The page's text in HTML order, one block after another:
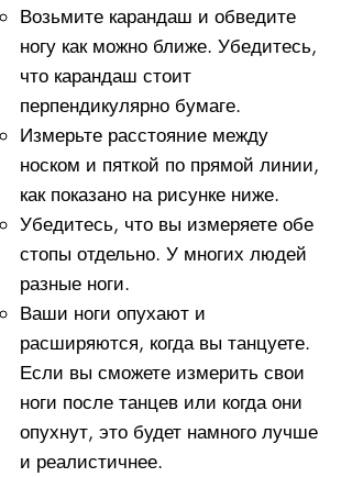
Возьмите карандаш и обведите
ногу как можно ближе. Убедитесь,
что карандаш стоит
перпендикулярно бумаге.
Измерьте расстояние между
носком и пяткой по прямой линии,
как показано на рисунке ниже.
Убедитесь, что вы измеряете обе
стопы отдельно. У многих людей
разные ноги.
Ваши ноги опухают и
расширяются, когда вы танцуете.
Если вы сможете измерить свои
ноги после танцев или когда они
опухнут, это будет намного лучше
и реалистичнее.